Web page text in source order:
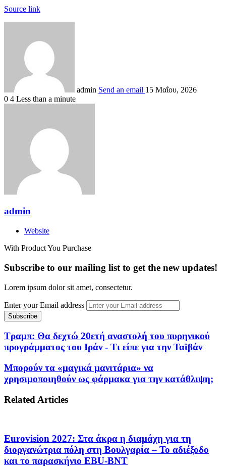
Source link
admin Send an email 15 Μαΐου, 2026
0 4 Less than a minute
admin
Website
With Product You Purchase
Subscribe to our mailing list to get the new updates!
Lorem ipsum dolor sit amet, consectetur.
Enter your Email address
Τραμπ: Θα δεχτώ 20ετή αναστολή του πυρηνικού
προγράμματος του Ιράν - Τι είπε για την Ταϊβάν
Μπορούν τα «μαγικά μανιτάρια» να
χρησιμοποιηθούν ως φάρμακα για την κατάθλιψη;
Related Articles
Eurovision 2027: Στα άκρα η διαμάχη για τη
διοργανώτρια πόλη στη Βουλγαρία – Το αδιέξοδο
και το παρασκήνιο EBU-BNT